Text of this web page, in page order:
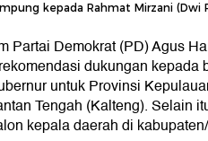
kepada Rahmat Mirzani (Dwi
Partai Demokrat (PD) Agus
dukungan kepada
untuk Provinsi
Tengah (Kalteng). Selain
kepala daerah di